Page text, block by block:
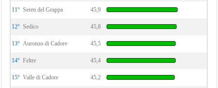
11° Seren del Grappa 45,9
12° Sedico 45,8
13° Auronzo di Cadore 45,5
14° Feltre 45,4
15° Valle di Cadore 45,2